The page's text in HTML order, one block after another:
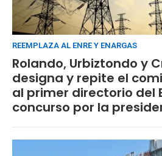
REEMPLAZA AL ENRE Y ENARGAS
Rolando, Urbiztondo y
designa y repite el
al primer directorio del
concurso por la